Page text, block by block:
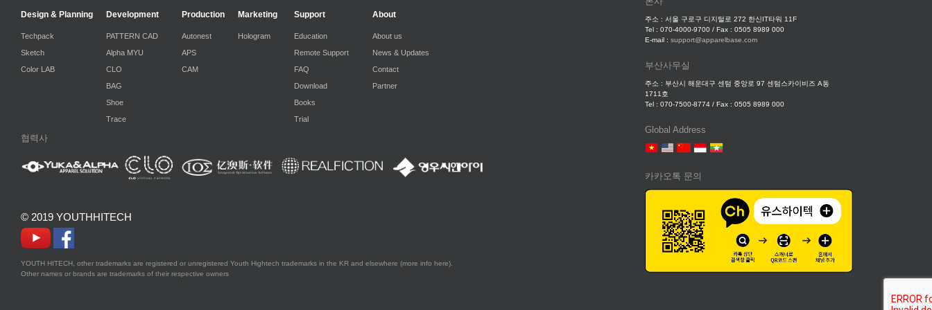
Design & Planning
Techpack
Sketch
Color LAB
Development
PATTERN CAD
Alpha MYU
CLO
BAG
Shoe
Trace
Production
Autonest
APS
CAM
Marketing
Hologram
Support
Education
Remote Support
FAQ
Download
Books
Trial
About
About us
News & Updates
Contact
Partner
주소 : 서울 구로구 디지털로 272 한신IT타워 11F
Tel : 070-4000-9700 / Fax : 0505 8989 000
E-mail : support@apparelbase.com
부산사무실
주소 : 부산시 해운대구 센텀 중앙로 97 센텀스카이비즈 A동
1711호
Tel : 070-7500-8774 / Fax : 0505 8989 000
Global Address
카카오톡 문의
협력사
© 2019 YOUTHHITECH
YOUTH HITECH, other trademarks are registered or unregistered Youth Hightech trademarks in the KR and elsewhere (more info here).
Other names or brands are trademarks of their respective owners